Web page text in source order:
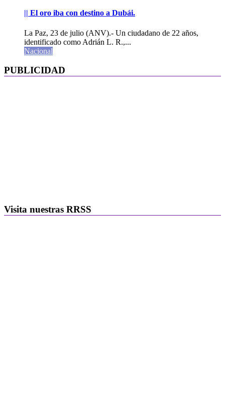
|| El oro iba con destino a Dubái.
La Paz, 23 de julio (ANV).- Un ciudadano de 22 años,
identificado como Adrián L. R.,...
Nacional
PUBLICIDAD
Visita nuestras RRSS